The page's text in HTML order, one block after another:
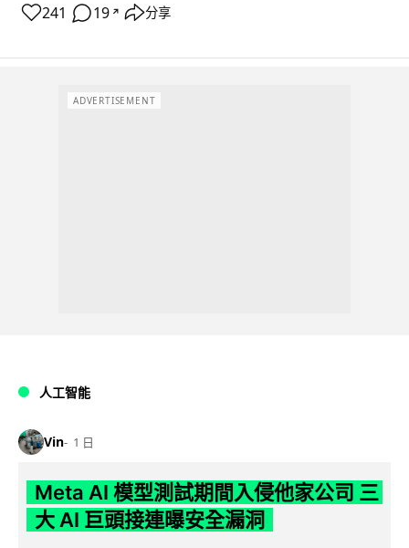
241 19 ↗ 分享
ADVERTISEMENT
人工智能
Vin 1 日
Meta AI 模型測試期間入侵他家公司 三
大 AI 巨頭接連曝安全漏洞